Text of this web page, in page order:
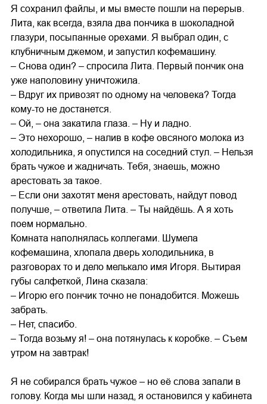
Я сохранил файлы, и мы вместе пошли на перерыв.
Лита, как всегда, взяла два пончика в шоколадной
глазури, посыпанные орехами. Я выбрал один, с
клубничным джемом, и запустил кофемашину.
– Снова один? – спросила Лита. Первый пончик она
уже наполовину уничтожила.
– Вдруг их привозят по одному на человека? Тогда
кому-то не достанется.
– Ой, – она закатила глаза. – Ну и ладно.
– Это нехорошо, – налив в кофе овсяного молока из
холодильника, я опустился на соседний стул. – Нельзя
брать чужое и жадничать. Тебя, знаешь, можно
арестовать за такое.
– Если они захотят меня арестовать, найдут повод
получше, – ответила Лита. – Ты найдёшь. А я хоть
поем нормально.
Комната наполнялась коллегами. Шумела
кофемашина, хлопала дверь холодильника, в
разговорах то и дело мелькало имя Игоря. Вытирая
губы салфеткой, Лина сказала:
– Игорю его пончик точно не понадобится. Можешь
забрать.
– Нет, спасибо.
– Тогда возьму я! – она потянулась к коробке. – Съем
утром на завтрак!
Я не собирался брать чужое – но её слова запали в
голову. Когда мы шли назад, я остановился у кабинета